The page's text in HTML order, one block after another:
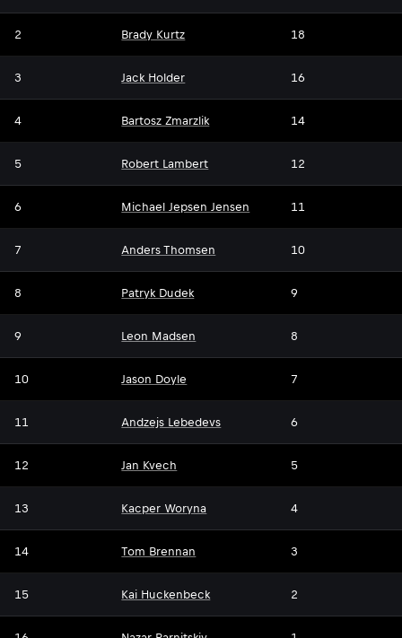
2 Brady Kurtz 18
3 Jack Holder 16
4 Bartosz Zmarzlik 14
5 Robert Lambert 12
6 Michael Jepsen Jensen 11
7 Anders Thomsen 10
8 Patryk Dudek 9
9 Leon Madsen 8
10 Jason Doyle 7
11 Andzejs Lebedevs 6
12 Jan Kvech 5
13 Kacper Woryna 4
14 Tom Brennan 3
15 Kai Huckenbeck 2